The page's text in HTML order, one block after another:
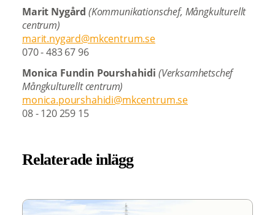
Marit Nygård (Kommunikationschef, Mångkulturellt
centrum)
marit.nygard@mkcentrum.se
070 - 483 67 96
Monica Fundin Pourshahidi (Verksamhetschef
Mångkulturellt centrum)
monica.pourshahidi@mkcentrum.se
08 - 120 259 15
Relaterade inlägg